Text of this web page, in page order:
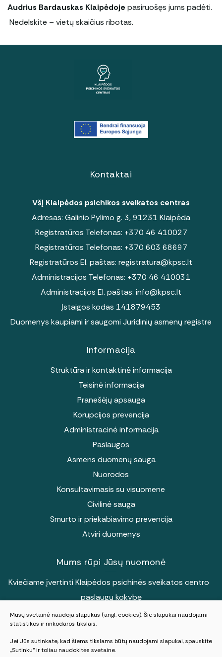
Audrius Bardauskas Klaipėdoje pasiruošęs jums padėti.
Nedelskite – vietų skaičius ribotas.
Kontaktai
VšĮ Klaipėdos psichikos sveikatos centras
Adresas: Galinio Pylimo g. 3, 91231 Klaipėda
Registratūros Telefonas: +370 46 410027
Registratūros Telefonas: +370 603 68697
Registratūros El. paštas: registratura@kpsc.lt
Administracijos Telefonas: +370 46 410031
Administracijos El. paštas: info@kpsc.lt
Įstaigos kodas 141879453
Duomenys kaupiami ir saugomi Juridinių asmenų registre
Informacija
Struktūra ir kontaktinė informacija
Teisinė informacija
Pranešėjų apsauga
Korupcijos prevencija
Administracinė informacija
Paslaugos
Asmens duomenų sauga
Nuorodos
Konsultavimasis su visuomene
Civilinė sauga
Smurto ir priekabiavimo prevencija
Atviri duomenys
Mums rūpi Jūsų nuomonė
Kviečiame įvertinti Klaipėdos psichinės sveikatos centro
paslaugų kokybę
Mūsų svetainė naudoja slapukus (angl. cookies). Šie slapukai naudojami
statistikos ir rinkodaros tikslais.
Jei Jūs sutinkate, kad šiems tikslams būtų naudojami slapukai, spauskite
„Sutinku“ ir toliau naudokitės svetaine.